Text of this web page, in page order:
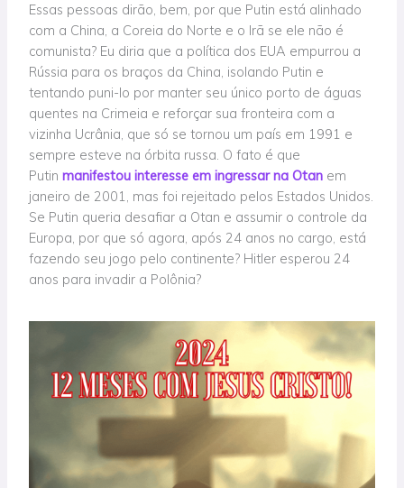
Essas pessoas dirão, bem, por que Putin está alinhado
com a China, a Coreia do Norte e o Irã se ele não é
comunista? Eu diria que a política dos EUA empurrou a
Rússia para os braços da China, isolando Putin e
tentando puni-lo por manter seu único porto de águas
quentes na Crimeia e reforçar sua fronteira com a
vizinha Ucrânia, que só se tornou um país em 1991 e
sempre esteve na órbita russa. O fato é que
Putinmanifestou interesse em ingressar na Otan em
janeiro de 2001, mas foi rejeitado pelos Estados Unidos.
Se Putin queria desafiar a Otan e assumir o controle da
Europa, por que só agora, após 24 anos no cargo, está
fazendo seu jogo pelo continente? Hitler esperou 24
anos para invadir a Polônia?